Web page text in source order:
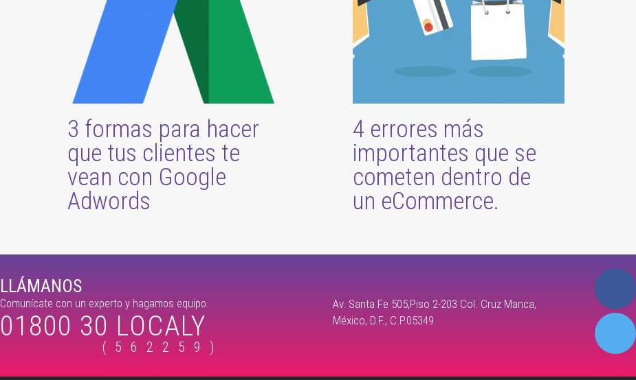
3 formas para hacer
que tus clientes te
vean con Google
Adwords
4 errores más
importantes que se
cometen dentro de
un eCommerce.
LLÁMANOS
Comunícate con un experto y hagamos equipo.
01800 30 LOCALY
(562259)
Av. Santa Fe 505,Piso 2-203 Col. Cruz Manca,
México, D.F., C.P.05349